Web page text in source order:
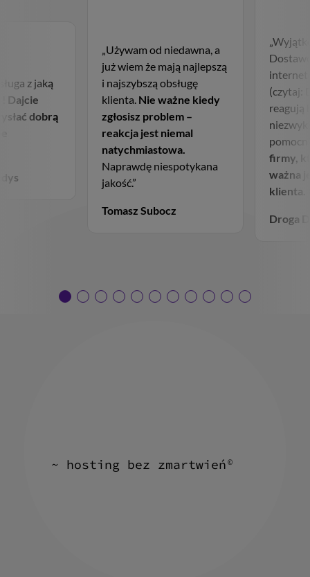
z jaką
Dajcie
dobrą
„Używam od niedawna, a
już wiem że mają najlepszą
i najszybszą obsługę
klienta. Nie ważne kiedy
zgłosisz problem –
reakcja jest niemal
natychmiastowa.
Naprawdę niespotykana
jakość.”
Tomasz Subocz
(czytaj:
reagują
firmy,
ważna
klienta.
Droga
~ hosting bez zmartwień
©